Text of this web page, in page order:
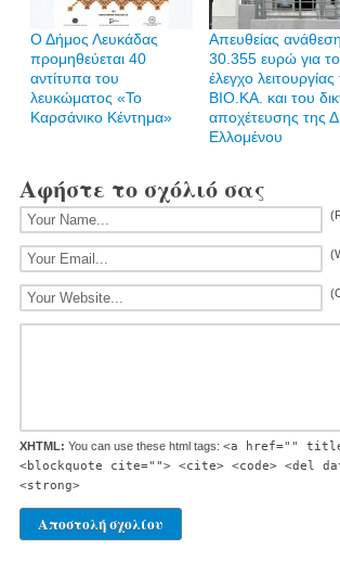
Ο Δήμος Λευκάδας
προμηθεύεται 40
αντίτυπα του
λευκώματος «Το
Καρσάνικο Κέντημα»
Απευθείας ανάθεση
30.355 ευρώ για
έλεγχο λειτουργίας
ΒΙΟ.ΚΑ. και του
αποχέτευσης της
Ελλομένου
Αφήστε το σχόλιό σας
XHTML: You can use these html tags: <a href=""
<blockquote cite=""> <cite> <code> <del
<strong>